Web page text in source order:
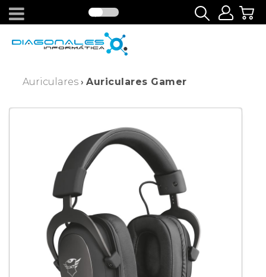
Auriculares › Auriculares Gamer